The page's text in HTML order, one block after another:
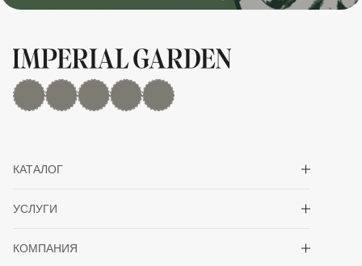
MAX Дзен YouTuberutubeTelegram
КАТАЛОГ
УСЛУГИ
КОМПАНИЯ